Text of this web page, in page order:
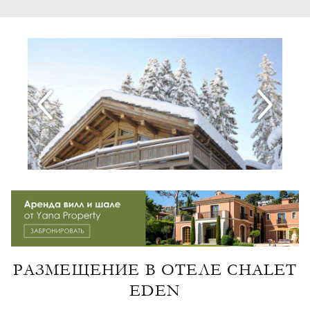
РАЗМЕЩЕНИЕ В ОТЕЛЕ CHALET
EDEN